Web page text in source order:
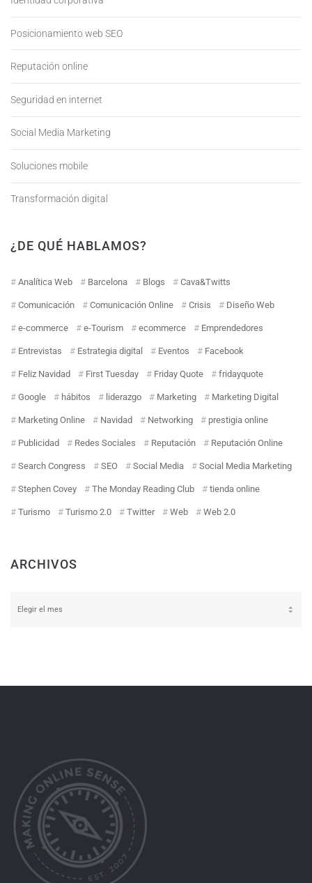
Posicionamiento web SEO
Reputación online
Seguridad en internet
Social Media Marketing
Soluciones mobile
Transformación digital
¿DE QUÉ HABLAMOS?
Analítica Web Barcelona Blogs Cava&Twitts
Comunicación Comunicación Online Crisis Diseño Web
e-commerce e-Tourism ecommerce Emprendedores
Entrevistas Estrategia digital Eventos Facebook
Feliz Navidad First Tuesday Friday Quote fridayquote
Google hábitos liderazgo Marketing Marketing Digital
Marketing Online Navidad Networking prestigia online
Publicidad Redes Sociales Reputación Reputación Online
Search Congress SEO Social Media Social Media Marketing
Stephen Covey The Monday Reading Club tienda online
Turismo Turismo 2.0 Twitter Web Web 2.0
ARCHIVOS